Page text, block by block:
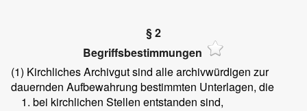
§ 2
Begriffsbestimmungen
(1) Kirchliches Archivgut sind alle archivwürdigen zur
dauernden Aufbewahrung bestimmten Unterlagen, die
bei kirchlichen Stellen entstanden sind,